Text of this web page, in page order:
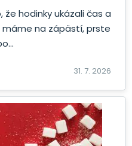
hodinky ukázali čas a
máme na zápästí, prste
31. 7. 2026